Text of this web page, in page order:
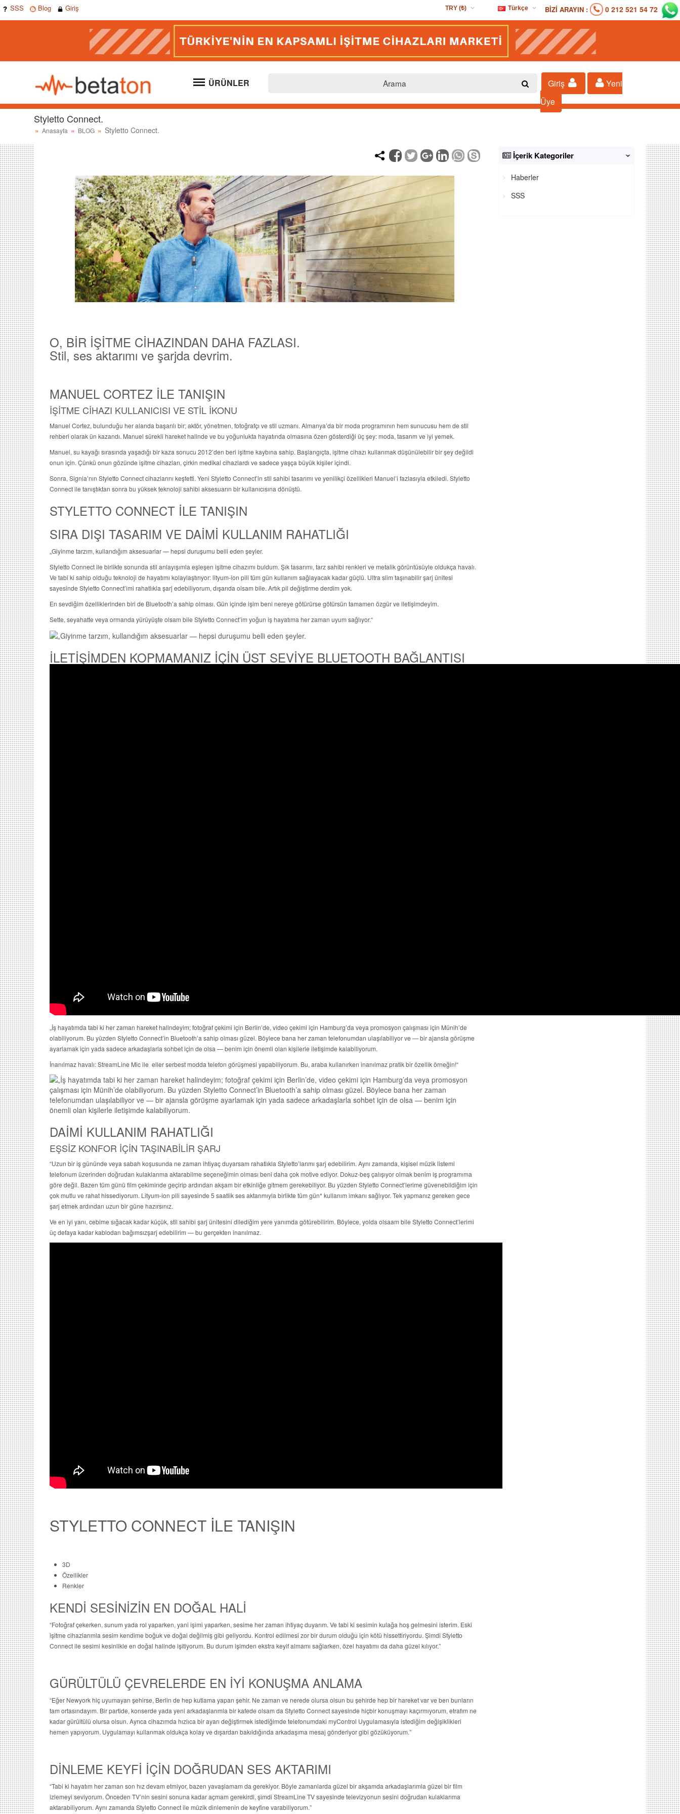
BİZİ ARAYIN : 0 212 521 54 72
Türkçe
Türkçe
TRY (₺)
USD ($)
GBP (£)
SSS Blog Giriş
ÜRÜNLER Giriş
Yeni
Üye
Styletto Connect.
Anasayfa BLOG Styletto Connect.
O, BİR İŞİTME CİHAZINDAN DAHA FAZLASI.
Stil, ses aktarımı ve şarjda devrim.
MANUEL CORTEZ İLE TANIŞIN
İŞİTME CİHAZI KULLANICISI VE STİL İKONU
Manuel Cortez, bulunduğu her alanda başarılı bir; aktör, yönetmen, fotoğrafçı ve stil uzmanı. Almanya’da bir moda programının hem sunucusu hem de stil
rehberi olarak ün kazandı. Manuel sürekli hareket halinde ve bu yoğunlukta hayatında olmasına özen gösterdiği üç şey: moda, tasarım ve iyi yemek.
Manuel, su kayağı sırasında yaşadığı bir kaza sonucu 2012’den beri işitme kaybına sahip. Başlangıçta, işitme cihazı kullanmak düşünülebilir bir şey değildi
onun için. Çünkü onun gözünde işitme cihazları, çirkin medikal cihazlardı ve sadece yaşça büyük kişiler içindi.
Sonra, Signia’nın Styletto Connect cihazlarını keşfetti. Yeni Styletto Connect’in stil sahibi tasarımı ve yenilikçi özellikleri Manuel’i fazlasıyla etkiledi. Styletto
Connect ile tanıştıktan sonra bu yüksek teknoloji sahibi aksesuarın bir kullanıcısına dönüştü.
STYLETTO CONNECT İLE TANIŞIN
SIRA DIŞI TASARIM VE DAİMİ KULLANIM RAHATLIĞI
„Giyinme tarzım, kullandığım aksesuarlar — hepsi duruşumu belli eden şeyler.
Styletto Connect ile birlikte sonunda stil anlayışımla eşleşen işitme cihazımı buldum. Şık tasarımı, tarz sahibi renkleri ve metalik görüntüsüyle oldukça havalı.
Ve tabi ki sahip olduğu teknoloji de hayatımı kolaylaştırıyor: lityum-ion pili tüm gün kullanım sağlayacak kadar güçlü. Ultra slim taşınabilir şarj ünitesi
sayesinde Styletto Connect’imi rahatlıkla şarj edebiliyorum, dışarıda olsam bile. Artık pil değiştirme derdim yok.
En sevdiğim özelliklerinden biri de Bluetooth’a sahip olması. Gün içinde işim beni nereye götürürse götürsün tamamen özgür ve iletişimdeyim.
Sette, seyahatte veya ormanda yürüyüşte olsam bile Styletto Connect’im yoğun iş hayatıma her zaman uyum sağlıyor.“
İLETİŞİMDEN KOPMAMANIZ İÇİN ÜST SEVİYE BLUETOOTH BAĞLANTISI
„İş hayatımda tabi ki her zaman hareket halindeyim; fotoğraf çekimi için Berlin’de, video çekimi için Hamburg’da veya promosyon çalışması için Münih’de
olabiliyorum. Bu yüzden Styletto Connect’in Bluetooth’a sahip olması güzel. Böylece bana her zaman telefonumdan ulaşılabiliyor ve — bir ajansla görüşme
ayarlamak için yada sadece arkadaşlarla sohbet için de olsa — benim için önemli olan kişilerle iletişimde kalabiliyorum.
İnanılmaz havalı: StreamLine Mic ile eller serbest modda telefon görüşmesi yapabiliyorum. Bu, araba kullanırken inanılmaz pratik bir özellik örneğin!“
DAİMİ KULLANIM RAHATLIĞI
EŞSİZ KONFOR İÇİN TAŞINABİLİR ŞARJ
“Uzun bir iş gününde veya sabah koşusunda ne zaman ihtiyaç duyarsam rahatlıkla Styletto’larımı şarj edebilirim. Aynı zamanda, kişisel müzik listemi
telefonum üzerinden doğrudan kulaklarıma aktarabilme seçeneğimin olması beni daha çok motive ediyor. Dokuz-beş çalışıyor olmak benim iş programıma
göre değil. Bazen tüm günü film çekiminde geçirip ardından akşam bir etkinliğe gitmem gerekebiliyor. Bu yüzden Styletto Connect’lerime güvenebildiğim için
çok mutlu ve rahat hissediyorum. Lityum-ion pili sayesinde 5 saatlik ses aktarımıyla birlikte tüm gün* kullanım imkanı sağlıyor. Tek yapmanız gereken gece
şarj etmek ardından uzun bir güne hazırsınız.
Ve en iyi yanı, cebime sığacak kadar küçük, stil sahibi şarj ünitesini dilediğim yere yanımda götürebilirim. Böylece, yolda olsaam bile Styletto Connect’lerimi
üç defaya kadar kablodan bağımsızşarj edebilirim — bu gerçekten inanılmaz.
STYLETTO CONNECT İLE TANIŞIN
3D
Özellikler
Renkler
KENDİ SESİNİZİN EN DOĞAL HALİ
“Fotoğraf çekerken, sunum yada rol yaparken, yani işimi yaparken, sesime her zaman ihtiyaç duyarım. Ve tabi ki sesimin kulağa hoş gelmesini isterim. Eski
işitme cihazlarımla sesim kendime boğuk ve doğal değilmiş gibi geliyordu. Kontrol edilmesi zor bir durum olduğu için kötü hissettiriyordu. Şimdi Styletto
Connect ile sesimi kesinlikle en doğal halinde işitiyorum. Bu durum işimden ekstra keyif almamı sağlarken, özel hayatımı da daha güzel kılıyor.”
GÜRÜLTÜLÜ ÇEVRELERDE EN İYİ KONUŞMA ANLAMA
“Eğer Newyork hiç uyumayan şehirse, Berlin de hep kutlama yapan şehir. Ne zaman ve nerede olursa olsun bu şehirde hep bir hareket var ve ben bunların
tam ortasındayım. Bir partide, konserde yada yeni arkadaşlarımla bir kafede olsam da Styletto Connect sayesinde hiçbir konuşmayı kaçırmıyorum, etrafım ne
kadar gürültülü olursa olsun. Ayrıca cihazımda hızlıca bir ayarı değiştirmek istediğimde telefonumdaki myControl Uygulamasıyla istediğim değişiklikleri
hemen yapıyorum. Uygulamayı kullanmak oldukça kolay ve dışardan bakıldığında arkadaşıma mesaj gönderiyor gibi gözüküyorum.”
DİNLEME KEYFİ İÇİN DOĞRUDAN SES AKTARIMI
“Tabi ki hayatım her zaman son hız devam etmiyor, bazen yavaşlamam da gerekiyor. Böyle zamanlarda güzel bir akşamda arkadaşlarımla güzel bir film
izlemeyi seviyorum. Önceden TV’nin sesini sonuna kadar açmam gerekirdi, şimdi StreamLine TV sayesinde televizyonun sesini doğrudan kulaklarıma
aktarabiliyorum. Aynı zamanda Styletto Connect ile müzik dinlemenin de keyfine varabiliyorum.”
İçerik Kategoriler ‹
Haberler
SSS